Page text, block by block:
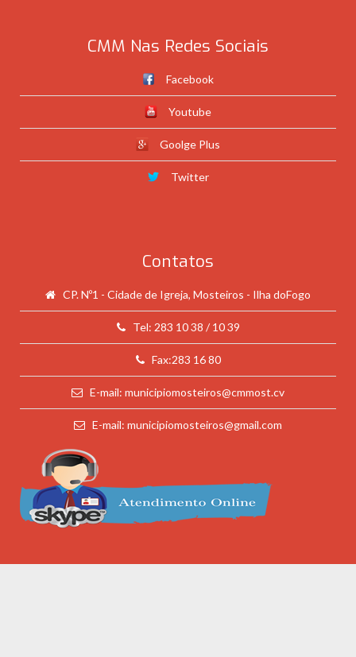
CMM Nas Redes Sociais
Facebook
Youtube
Goolge Plus
Twitter
Contatos
CP. Nº1 - Cidade de Igreja, Mosteiros - Ilha doFogo
Tel: 283 10 38 / 10 39
Fax:283 16 80
E-mail: municipiomosteiros@cmmost.cv
E-mail: municipiomosteiros@gmail.com